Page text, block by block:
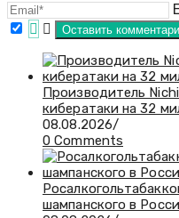
Производитель
кибератаки на 32
08.08.2026/
0 Comments
шампанского в